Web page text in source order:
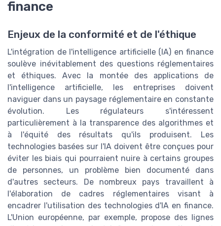
finance
Enjeux de la conformité et de l'éthique
L'intégration de l'intelligence artificielle (IA) en finance
soulève inévitablement des questions réglementaires
et éthiques. Avec la montée des applications de
l'intelligence artificielle, les entreprises doivent
naviguer dans un paysage réglementaire en constante
évolution. Les régulateurs s'intéressent
particulièrement à la transparence des algorithmes et
à l'équité des résultats qu'ils produisent. Les
technologies basées sur l'IA doivent être conçues pour
éviter les biais qui pourraient nuire à certains groupes
de personnes, un problème bien documenté dans
d'autres secteurs. De nombreux pays travaillent à
l'élaboration de cadres réglementaires visant à
encadrer l'utilisation des technologies d'IA en finance.
L'Union européenne, par exemple, propose des lignes